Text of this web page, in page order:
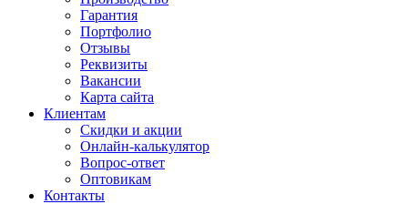
Гарантия
Портфолио
Отзывы
Реквизиты
Вакансии
Карта сайта
Клиентам
Скидки и акции
Онлайн-калькулятор
Вопрос-ответ
Оптовикам
Контакты